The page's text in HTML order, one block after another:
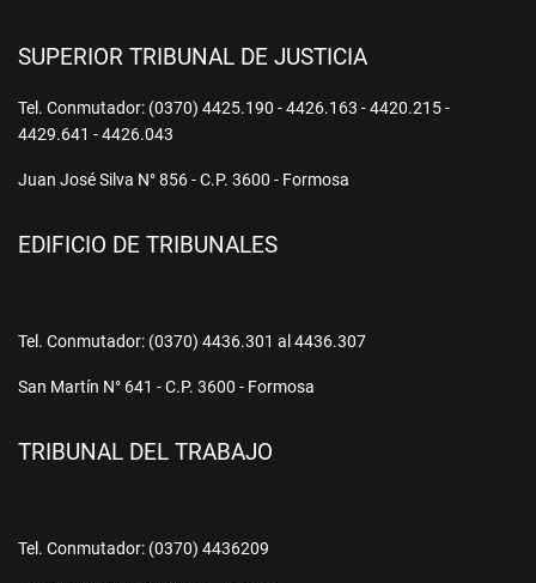
SUPERIOR TRIBUNAL DE JUSTICIA
Tel. Conmutador: (0370) 4425.190 - 4426.163 - 4420.215 -
4429.641 - 4426.043
Juan José Silva N° 856 - C.P. 3600 - Formosa
EDIFICIO DE TRIBUNALES
Tel. Conmutador: (0370) 4436.301 al 4436.307
San Martín N° 641 - C.P. 3600 - Formosa
TRIBUNAL DEL TRABAJO
Tel. Conmutador: (0370) 4436209